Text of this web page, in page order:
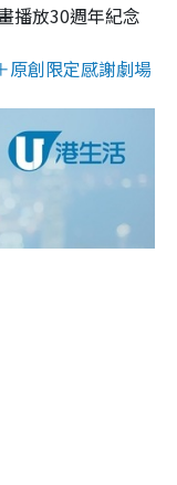
播放30週年紀念
原創限定感謝劇場